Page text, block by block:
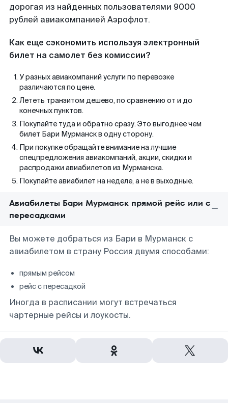
дорогая из найденных пользователями 9000
рублей авиакомпанией Аэрофлот.
Как еще сэкономить используя электронный
билет на самолет без комиссии?
У разных авиакомпаний услуги по перевозке
различаются по цене.
Лететь транзитом дешево, по сравнению от и до
конечных пунктов.
Покупайте туда и обратно сразу. Это выгоднее чем
билет Бари Мурманск в одну сторону.
При покупке обращайте внимание на лучшие
спецпредложения авиакомпаний, акции, скидки и
распродажи авиабилетов из Мурманска.
Покупайте авиабилет на неделе, а не в выходные.
Авиабилеты Бари Мурманск прямой рейс или с
пересадками
Вы можете добраться из Бари в Мурманск с
авиабилетом в страну Россия двумя способами:
прямым рейсом
рейс с пересадкой
Иногда в расписании могут встречаться
чартерные рейсы и лоукосты.